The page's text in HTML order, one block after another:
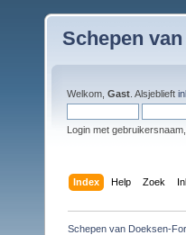
Schepen
Welkom, Gast . Alsjeblieft
Login met
Index Help Zoek
Schepen van Doeksen-